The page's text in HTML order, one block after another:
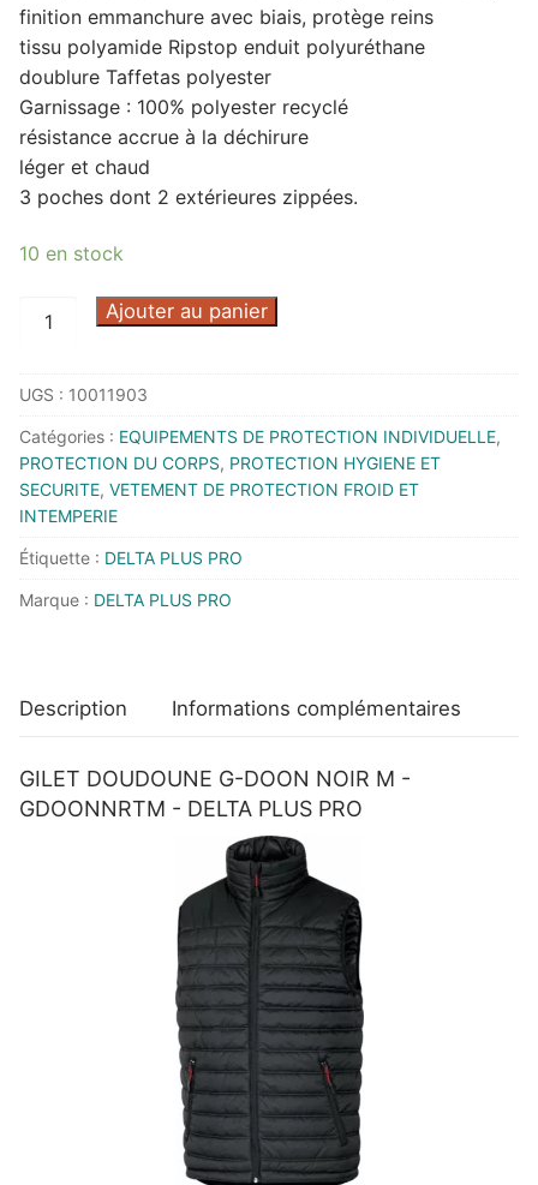
finition emmanchure avec biais, protège reins
tissu polyamide Ripstop enduit polyuréthane
doublure Taffetas polyester
Garnissage : 100% polyester recyclé
résistance accrue à la déchirure
léger et chaud
3 poches dont 2 extérieures zippées.
10 en stock
quantité
DOUDOUNE
G-
DOON
NOIR
M
-
-
PRO
Ajouter au panier
UGS : 10011903
Catégories : EQUIPEMENTS DE PROTECTION INDIVIDUELLE,
PROTECTION DU CORPS, PROTECTION HYGIENE ET
SECURITE, VETEMENT DE PROTECTION FROID ET
INTEMPERIE
Étiquette : DELTA PLUS PRO
Marque : DELTA PLUS PRO
Description Informations complémentaires
GILET DOUDOUNE G-DOON NOIR M -
GDOONNRTM - DELTA PLUS PRO